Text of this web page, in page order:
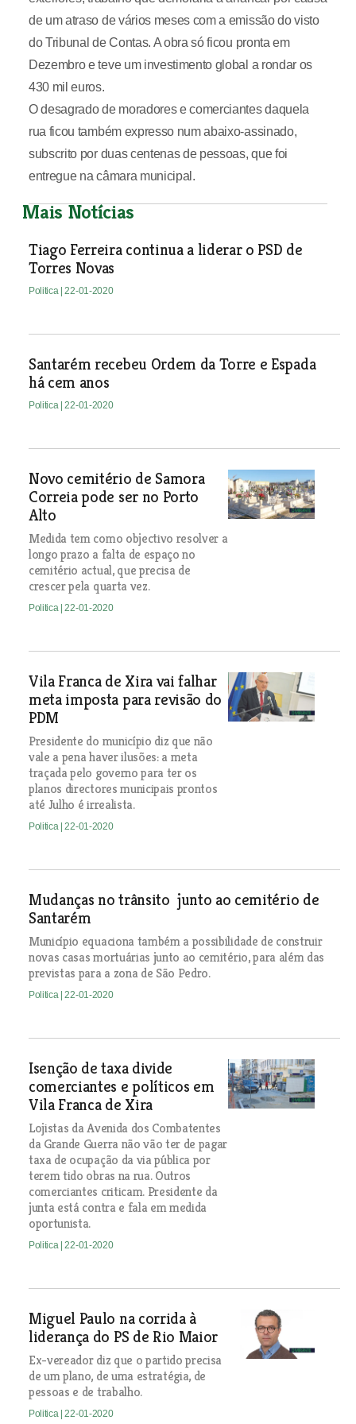
de um atraso de vários meses com a emissão do visto
do Tribunal de Contas. A obra só ficou pronta em
Dezembro e teve um investimento global a rondar os
430 mil euros.
O desagrado de moradores e comerciantes daquela
rua ficou também expresso num abaixo-assinado,
subscrito por duas centenas de pessoas, que foi
entregue na câmara municipal.
Mais Notícias
Tiago Ferreira continua a liderar o PSD de
Torres Novas
Politica | 22-01-2020
Santarém recebeu Ordem da Torre e Espada
há cem anos
Politica | 22-01-2020
Novo cemitério de Samora
Correia pode ser no Porto
Alto
Medida tem como objectivo resolver a
longo prazo a falta de espaço no
cemitério actual, que precisa de
crescer pela quarta vez.
Politica | 22-01-2020
Vila Franca de Xira vai falhar
meta imposta para revisão do
PDM
Presidente do município diz que não
vale a pena haver ilusões: a meta
traçada pelo governo para ter os
planos directores municipais prontos
até Julho é irrealista.
Politica | 22-01-2020
Mudanças no trânsito junto ao cemitério de
Santarém
Município equaciona também a possibilidade de construir
novas casas mortuárias junto ao cemitério, para além das
previstas para a zona de São Pedro.
Politica | 22-01-2020
Isenção de taxa divide
comerciantes e políticos em
Vila Franca de Xira
Lojistas da Avenida dos Combatentes
da Grande Guerra não vão ter de pagar
taxa de ocupação da via pública por
terem tido obras na rua. Outros
comerciantes criticam. Presidente da
junta está contra e fala em medida
oportunista.
Politica | 22-01-2020
Miguel Paulo na corrida à
liderança do PS de Rio Maior
Ex-vereador diz que o partido precisa
de um plano, de uma estratégia, de
pessoas e de trabalho.
Politica | 22-01-2020